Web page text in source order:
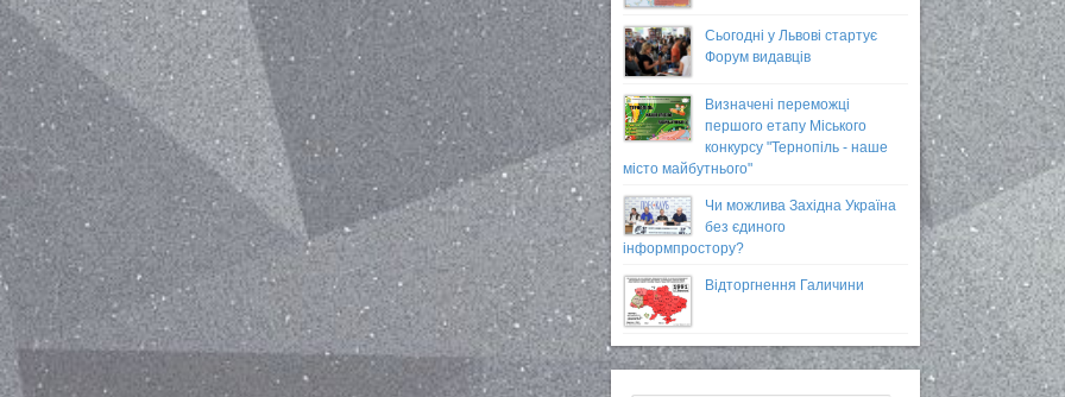
Сьогодні у Львові стартує
Форум видавців
Визначені переможці
першого етапу Міського
конкурсу "Тернопіль - наше
місто майбутнього"
Чи можлива Західна Україна
без єдиного
інформпростору?
Відторгнення Галичини